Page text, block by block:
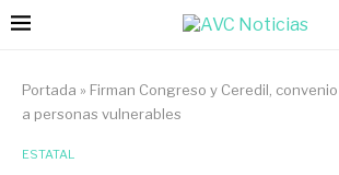
Portada » Firman Congreso y Ceredil,
a personas vulnerables
ESTATAL